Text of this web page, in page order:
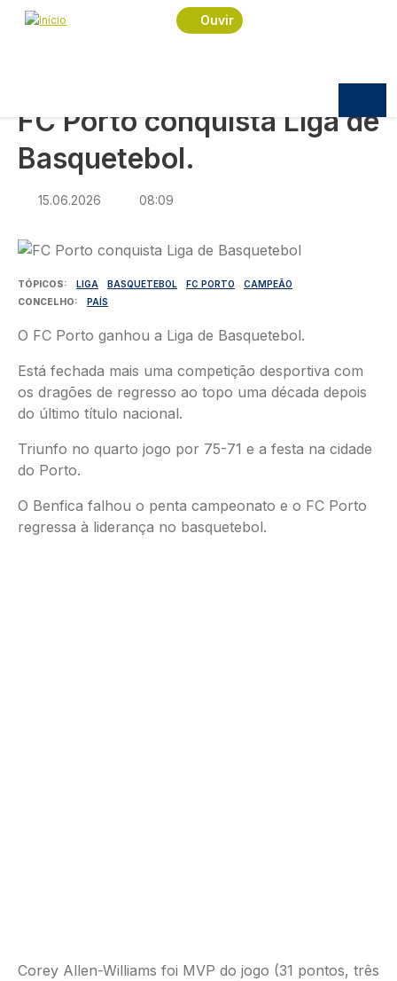
Passar para o conteúdo principal
Ouvir
Navegação estrutural
Início
Desporto
FC Porto conquista Liga de Basquetebol.
FC Porto conquista Liga de
Basquetebol.
15.06.2026 08:09
Imagem
TÓPICOS LIGA BASQUETEBOL FC PORTO
CAMPEÃO
CONCELHO
PAÍS
O FC Porto ganhou a Liga de Basquetebol.
Está fechada mais uma competição desportiva com
os dragões de regresso ao topo uma década depois
do último título nacional.
Triunfo no quarto jogo por 75-71 e a festa na cidade
do Porto.
O Benfica falhou o penta campeonato e o FC Porto
regressa à liderança no basquetebol.
Corey Allen-Williams foi MVP do jogo (31 pontos, três